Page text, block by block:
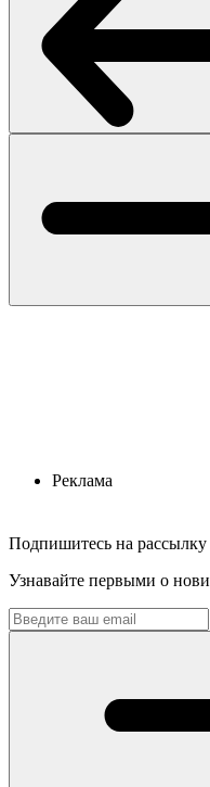
Реклама
Подпишитесь на рассылку
Узнавайте первыми о